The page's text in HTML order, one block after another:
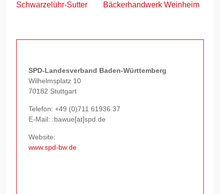
Schwarzelühr-Sutter
Bäckerhandwerk Weinheim
SPD-Landesverband Baden-Württemberg
Wilhelmsplatz 10
70182 Stuttgart
Telefon:+49 (0)711 61936 37
E-Mail: :bawue[at]spd.de
Website:
www.spd-bw.de